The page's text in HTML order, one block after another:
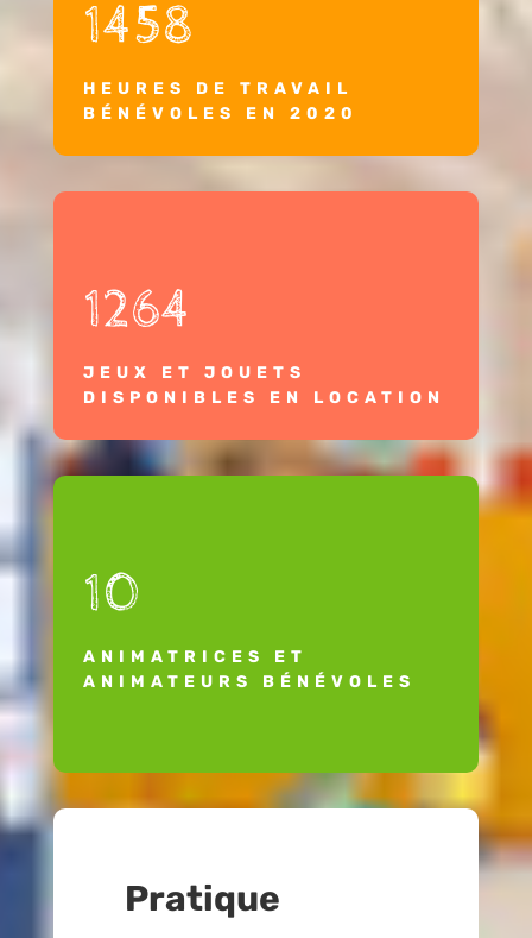
1458
HEURES DE TRAVAIL
BÉNÉVOLES EN 2020
1264
JEUX ET JOUETS
DISPONIBLES EN LOCATION
10
ANIMATRICES ET
ANIMATEURS BÉNÉVOLES
Pratique